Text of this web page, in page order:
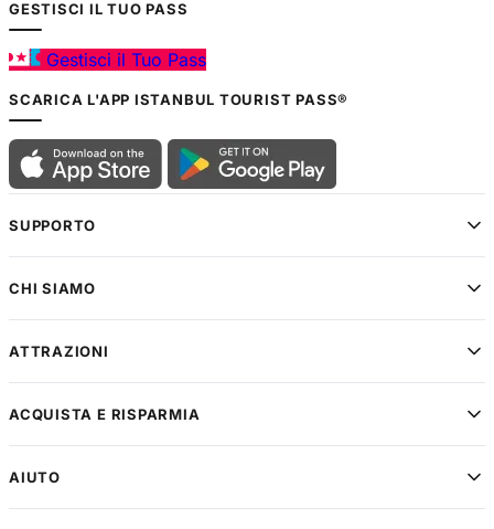
GESTISCI IL TUO PASS
Gestisci il Tuo Pass
SCARICA L'APP ISTANBUL TOURIST PASS®
SUPPORTO
CHI SIAMO
ATTRAZIONI
ACQUISTA E RISPARMIA
AIUTO